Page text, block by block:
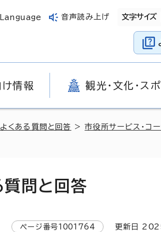
Language 音声読み上げ 文字サイズ
情報 観光・文化・ス
くある質問と回答 >市役所サービス・コ
質問と回答
ページ番号1001764 更新日